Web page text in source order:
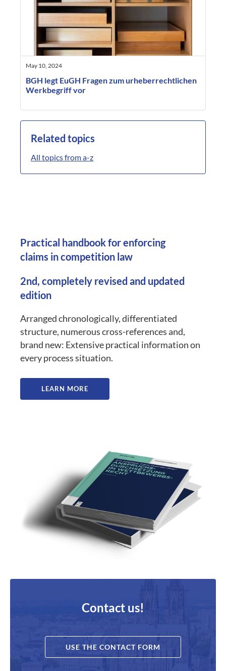
May 10, 2024
BGH legt EuGH Fragen zum urheberrechtlichen
Werkbegriff vor
Related topics
All topics from a-z
Practical handbook for enforcing
claims in competition law
2nd, completely revised and updated
edition
Arranged chronologically, differentiated
structure, numerous cross-references and,
brand new: Extensive practical information on
every process situation.
LEARN MORE
Contact us!
USE THE CONTACT FORM